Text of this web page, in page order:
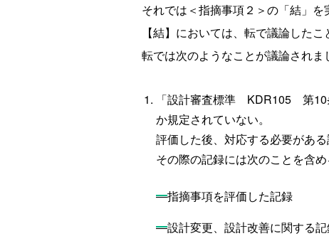
それでは＜指摘事項２＞の「結」を
【結】においては、転で議論した
転では次のようなことが議論されま
「設計審査標準 KDR105 第10
か規定されていない。
評価した後、対応する必要があ
その際の記録には次のことを含め
―指摘事項を評価した記録
―設計変更、設計改善に関する